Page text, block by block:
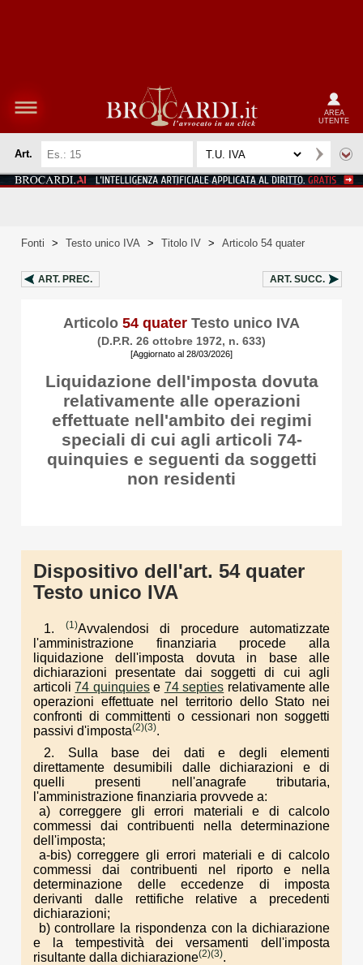
AREA
UTENTE
Art.
Fonti > Testo unico IVA > Titolo IV > Articolo 54 quater
ART. PREC. ART. SUCC.
Articolo 54 quater Testo unico IVA
(D.P.R. 26 ottobre 1972, n. 633)
[Aggiornato al 28/03/2026]
Liquidazione dell'imposta dovuta
relativamente alle operazioni
effettuate nell'ambito dei regimi
speciali di cui agli articoli 74-
quinquies e seguenti da soggetti
non residenti
Dispositivo dell'art. 54 quater
Testo unico IVA
1. (1)Avvalendosi di procedure automatizzate
l'amministrazione finanziaria procede alla
liquidazione dell'imposta dovuta in base alle
dichiarazioni presentate dai soggetti di cui agli
articoli74 quinquiese 74 septies relativamente alle
operazioni effettuate nel territorio dello Stato nei
confronti di committenti o cessionari non soggetti
passivi d'imposta(2)(3).
2. Sulla base dei dati e degli elementi
direttamente desumibili dalle dichiarazioni e di
quelli presenti nell'anagrafe tributaria,
l'amministrazione finanziaria provvede a:
a) correggere gli errori materiali e di calcolo
commessi dai contribuenti nella determinazione
dell'imposta;
a-bis) correggere gli errori materiali e di calcolo
commessi dai contribuenti nel riporto e nella
determinazione delle eccedenze di imposta
derivanti dalle rettifiche relative a precedenti
dichiarazioni;
b) controllare la rispondenza con la dichiarazione
e la tempestività dei versamenti dell'imposta
risultante dalla dichiarazione(2)(3).